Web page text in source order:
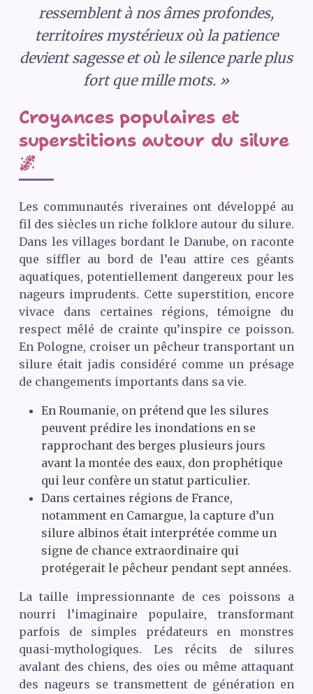
ressemblent à nos âmes profondes,
territoires mystérieux où la patience
devient sagesse et où le silence parle plus
fort que mille mots. »
Croyances populaires et
superstitions autour du silure
🌌
Les communautés riveraines ont développé au
fil des siècles un riche folklore autour du silure.
Dans les villages bordant le Danube, on raconte
que siffler au bord de l’eau attire ces géants
aquatiques, potentiellement dangereux pour les
nageurs imprudents. Cette superstition, encore
vivace dans certaines régions, témoigne du
respect mêlé de crainte qu’inspire ce poisson.
En Pologne, croiser un pêcheur transportant un
silure était jadis considéré comme un présage
de changements importants dans sa vie.
En Roumanie, on prétend que les silures
peuvent prédire les inondations en se
rapprochant des berges plusieurs jours
avant la montée des eaux, don prophétique
qui leur confère un statut particulier.
Dans certaines régions de France,
notamment en Camargue, la capture d’un
silure albinos était interprétée comme un
signe de chance extraordinaire qui
protégerait le pêcheur pendant sept années.
La taille impressionnante de ces poissons a
nourri l’imaginaire populaire, transformant
parfois de simples prédateurs en monstres
quasi-mythologiques. Les récits de silures
avalant des chiens, des oies ou même attaquant
des nageurs se transmettent de génération en